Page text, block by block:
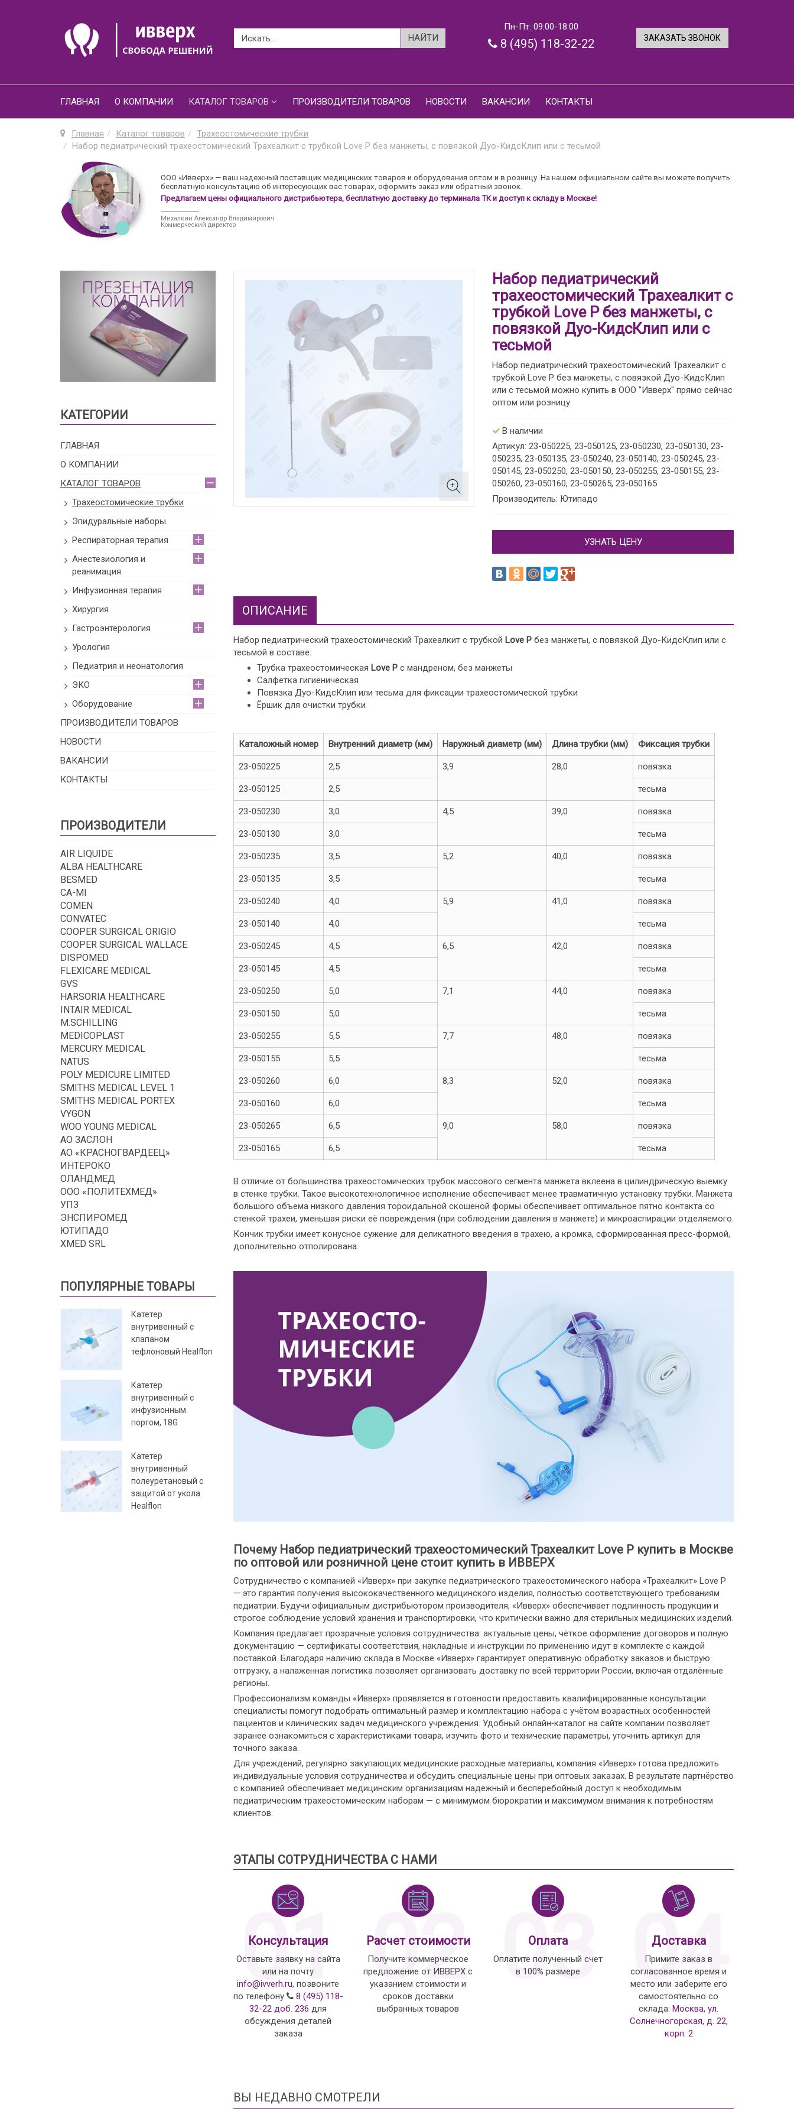
Пн-Пт: 09:00-18:00
8 (495) 118-32-22 ЗАКАЗАТЬ ЗВОНОК
ГЛАВНАЯ О КОМПАНИИ КАТАЛОГ ТОВАРОВ ПРОИЗВОДИТЕЛИ ТОВАРОВ НОВОСТИ ВАКАНСИИ КОНТАКТЫ
Главная Каталог товаров
Трахеостомические трубки
Набор педиатрический трахеостомический Трахеалкит с трубкой Love P без манжеты, с повязкой Дуо-КидсКлип или с тесьмой
ООО «Ивверх» — ваш надежный поставщик медицинских товаров и оборудования оптом и в розницу. На нашем официальном сайте вы можете получить
бесплатную консультацию об интересующих вас товарах, оформить заказ или обратный звонок.
Предлагаем цены официального дистрибьютера, бесплатную доставку до терминала ТК и доступ к складу в Москве!
Михалкин Александр Владимирович
Коммерческий директор
Набор педиатрический
трахеостомический Трахеалкит с
трубкой Love P без манжеты, с
повязкой Дуо-КидсКлип или с
тесьмой
Набор педиатрический трахеостомический Трахеалкит с
трубкой Love P без манжеты, с повязкой Дуо-КидсКлип
или с тесьмой можно купить в ООО "Ивверх" прямо сейчас
оптом или розницу
В наличии
Артикул: 23-050225, 23-050125, 23-050230, 23-050130, 23-
050235, 23-050135, 23-050240, 23-050140, 23-050245, 23-
050145, 23-050250, 23-050150, 23-050255, 23-050155, 23-
050260, 23-050160, 23-050265, 23-050165
Производитель: Ютипадо
УЗНАТЬ ЦЕНУ
ОПИСАНИЕ
Набор педиатрический трахеостомический Трахеалкит с трубкой Love Pбез манжеты, с повязкой Дуо-КидсКлип или с
тесьмой в составе:
Трубка трахеостомическая Love Pс мандреном, без манжеты
Салфетка гигиеническая
Повязка Дуо-КидсКлип или тесьма для фиксации трахеостомической трубки
Ёршик для очистки трубки
Каталожный номер Внутренний диаметр (мм) Наружный диаметр (мм) Длина трубки (мм) Фиксация трубки
23-050225 2,5 3,9 28,0 повязка
23-050125 2,5 тесьма
23-050230 3,0 4,5 39,0 повязка
23-050130 3,0 тесьма
23-050235 3,5 5,2 40,0 повязка
23-050135 3,5 тесьма
23-050240 4,0 5,9 41,0 повязка
23-050140 4,0 тесьма
23-050245 4,5 6,5 42,0 повязка
23-050145 4,5 тесьма
23-050250 5,0 7,1 44,0 повязка
23-050150 5,0 тесьма
23-050255 5,5 7,7 48,0 повязка
23-050155 5,5 тесьма
23-050260 6,0 8,3 52,0 повязка
23-050160 6,0 тесьма
23-050265 6,5 9,0 58,0 повязка
23-050165 6,5 тесьма
В отличие от большинства трахеостомических трубок массового сегмента манжета вклеена в цилиндрическую выемку
в стенке трубки. Такое высокотехнологичное исполнение обеспечивает менее травматичную установку трубки. Манжета
большого объема низкого давления тороидальной скошеной формы обеспечивает оптимальное пятно контакта со
стенкой трахеи, уменьшая риски её повреждения (при соблюдении давления в манжете) и микроаспирации отделяемого.
Кончик трубки имеет конусное сужение для деликатного введения в трахею, а кромка, сформированная пресс-формой,
дополнительно отполирована.
Почему Набор педиатрический трахеостомический Трахеалкит Love P купить в Москве
по оптовой или розничной цене стоит купить в ИВВЕРХ
Сотрудничество с компанией «Ивверх» при закупке педиатрического трахеостомического набора «Трахеалкит» Love P
— это гарантия получения высококачественного медицинского изделия, полностью соответствующего требованиям
педиатрии. Будучи официальным дистрибьютором производителя, «Ивверх» обеспечивает подлинность продукции и
строгое соблюдение условий хранения и транспортировки, что критически важно для стерильных медицинских изделий.
Компания предлагает прозрачные условия сотрудничества: актуальные цены, чёткое оформление договоров и полную
документацию — сертификаты соответствия, накладные и инструкции по применению идут в комплекте с каждой
поставкой. Благодаря наличию склада в Москве «Ивверх» гарантирует оперативную обработку заказов и быструю
отгрузку, а налаженная логистика позволяет организовать доставку по всей территории России, включая отдалённые
регионы.
Профессионализм команды «Ивверх» проявляется в готовности предоставить квалифицированные консультации:
специалисты помогут подобрать оптимальный размер и комплектацию набора с учётом возрастных особенностей
пациентов и клинических задач медицинского учреждения. Удобный онлайн‑каталог на сайте компании позволяет
заранее ознакомиться с характеристиками товара, изучить фото и технические параметры, уточнить артикул для
точного заказа.
Для учреждений, регулярно закупающих медицинские расходные материалы, компания «Ивверх» готова предложить
индивидуальные условия сотрудничества и обсудить специальные цены при оптовых заказах. В результате партнёрство
с компанией обеспечивает медицинским организациям надёжный и бесперебойный доступ к необходимым
педиатрическим трахеостомическим наборам — с минимумом бюрократии и максимумом внимания к потребностям
клиентов.
ЭТАПЫ СОТРУДНИЧЕСТВА С НАМИ
01
Консультация
Оставьте заявку на сайта
или на почту
info@ivverh.ru, позвоните
по телефону
8 (495) 118-
32-22 доб. 236 для
обсуждения деталей
заказа
02
Расчет стоимости
Получите коммерческое
предложение от ИВВЕРХ с
указанием стоимости и
сроков доставки
выбранных товаров
03
Оплата
Оплатите полученный счет
в 100% размере
04
Доставка
Примите заказ в
согласованное время и
место или заберите его
самостоятельно со
склада:Москва, ул.
Солнечногорская, д. 22,
корп. 2
ВЫ НЕДАВНО СМОТРЕЛИ
КАТЕГОРИИ
ГЛАВНАЯ
О КОМПАНИИ
КАТАЛОГ ТОВАРОВ
Трахеостомические трубки
Эпидуральные наборы
Респираторная терапия
Анестезиология и
реанимация
Инфузионная терапия
Хирургия
Гастроэнтерология
Урология
Педиатрия и неонатология
ЭКО
Оборудование
ПРОИЗВОДИТЕЛИ ТОВАРОВ
НОВОСТИ
ВАКАНСИИ
КОНТАКТЫ
ПРОИЗВОДИТЕЛИ
AIR LIQUIDE
ALBA HEALTHCARE
BESMED
CA-MI
COMEN
CONVATEC
COOPER SURGICAL ORIGIO
COOPER SURGICAL WALLACE
DISPOMED
FLEXICARE MEDICAL
GVS
HARSORIA HEALTHCARE
INTAIR MEDICAL
M.SCHILLING
MEDICOPLAST
MERCURY MEDICAL
NATUS
POLY MEDICURE LIMITED
SMITHS MEDICAL LEVEL 1
SMITHS MEDICAL PORTEX
VYGON
WOO YOUNG MEDICAL
АО ЗАСЛОН
АО «КРАСНОГВАРДЕЕЦ»
ИНТЕРОКО
ОЛАНДМЕД
ООО «ПОЛИТЕХМЕД»
УПЗ
ЭНСПИРОМЕД
ЮТИПАДО
XMED SRL
ПОПУЛЯРНЫЕ ТОВАРЫ
Катетер
внутривенный с
клапаном
тефлоновый Healflon
Катетер
внутривенный с
инфузионным
портом, 18G
Катетер
внутривенный
полеуретановый с
защитой от укола
Healflon